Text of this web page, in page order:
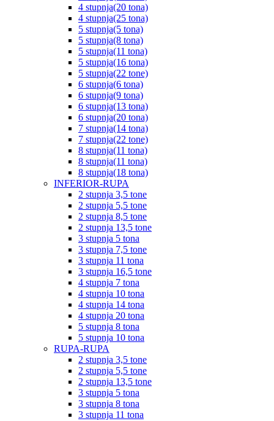
4 stupnja(20 tona)
4 stupnja(25 tona)
5 stupnja(5 tona)
5 stupnja(8 tona)
5 stupnja(11 tona)
5 stupnja(16 tona)
5 stupnja(22 tone)
6 stupnja(6 tona)
6 stupnja(9 tona)
6 stupnja(13 tona)
6 stupnja(20 tona)
7 stupnja(14 tona)
7 stupnja(22 tone)
8 stupnja(11 tona)
8 stupnja(11 tona)
8 stupnja(18 tona)
INFERIOR-RUPA
2 stupnja 3,5 tone
2 stupnja 5,5 tone
2 stupnja 8,5 tone
2 stupnja 13,5 tone
3 stupnja 5 tona
3 stupnja 7,5 tone
3 stupnja 11 tona
3 stupnja 16,5 tone
4 stupnja 7 tona
4 stupnja 10 tona
4 stupnja 14 tona
4 stupnja 20 tona
5 stupnja 8 tona
5 stupnja 10 tona
RUPA-RUPA
2 stupnja 3,5 tone
2 stupnja 5,5 tone
2 stupnja 13,5 tone
3 stupnja 5 tona
3 stupnja 8 tona
3 stupnja 11 tona